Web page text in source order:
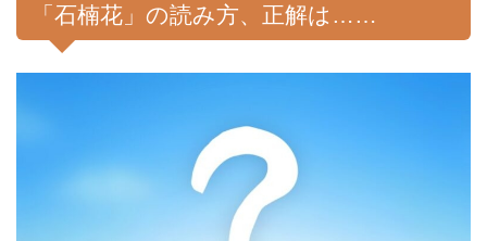
「石楠花」の読み方、正解は……